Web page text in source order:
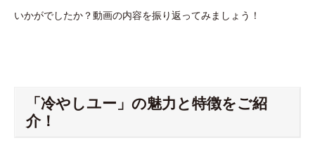
いかがでしたか？動画の内容を振り返ってみましょう！
「冷やしユー」の魅力と特徴をご紹
介！